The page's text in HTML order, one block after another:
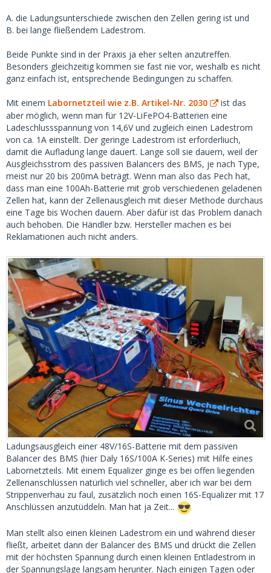
A. die Ladungsunterschiede zwischen den Zellen gering ist und
B. bei lange fließendem Ladestrom.
Beide Punkte sind in der Praxis ja eher selten anzutreffen.
Besonders gleichzeitig kommen sie fast nie vor, weshalb es nicht
ganz einfach ist, entsprechende Bedingungen zu schaffen.
Mit einem Labornetzteil wie z.B. Artikel-Nr. 2030
ist das
aber möglich, wenn man für 12V-LiFePO4-Batterien eine
Ladeschlussspannung von 14,6V und zugleich einen Ladestrom
von ca. 1A einstellt. Der geringe Ladestrom ist erforderliuch,
damit die Aufladung lange dauert. Lange soll sie dauern, weil der
Ausgleichsstrom des passiven Balancers des BMS, je nach Type,
meist nur 20 bis 200mA beträgt. Wenn man also das Pech hat,
dass man eine 100Ah-Batterie mit grob verschiedenen geladenen
Zellen hat, kann der Zellenausgleich mit dieser Methode durchaus
eine Tage bis Wochen dauern. Aber dafür ist das Problem danach
auch behoben. Die Händler bzw. Hersteller machen es bei
Reklamationen auch nicht anders.
Ladungsausgleich einer 48V/16S-Batterie mit dem passiven
Balancer des BMS (hier Daly 16S/100A K-Series) mit Hilfe eines
Labornetzteils. Mit einem Equalizer ginge es bei offen liegenden
Zellenanschlüssen natürlich viel schneller, aber ich war bei dem
Strippenverhau zu faul, zusätzlich noch einen 16S-Equalizer mit 17
Anschlüssen anzutüddeln. Man hat ja Zeit...
Man stellt also einen kleinen Ladestrom ein und während dieser
fließt, arbeitet dann der Balancer des BMS und drückt die Zellen
mit der höchsten Spannung durch einen kleinen Entladestrom in
der Spannungslage langsam herunter. Nach einigen Tagen oder